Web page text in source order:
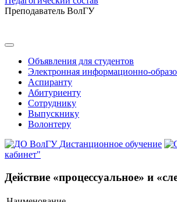
Преподаватель ВолГУ
Объявления для студентов
Электронная информационно-
Аспиранту
Абитуриенту
Сотруднику
Выпускнику
Волонтеру
Дистанционное обучение
кабинет"
Действие «процессуальное» и